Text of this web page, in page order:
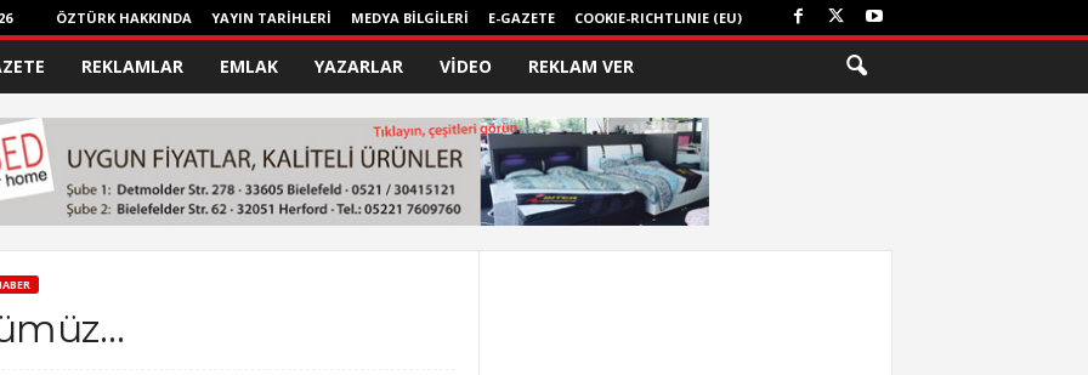
ÖZTÜRK HAKKINDA YAYIN TARİHLERİ MEDYA BİLGİLERİ E-GAZETE COOKIE-RICHTLINIE (EU)
REKLAMLAR EMLAK YAZARLAR VİDEO REKLAM VER